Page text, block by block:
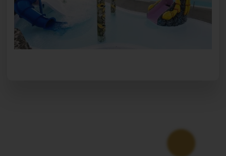
Tenerife